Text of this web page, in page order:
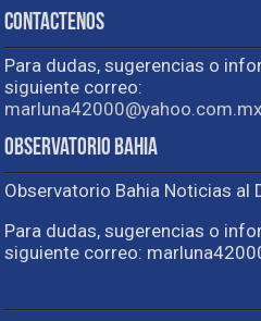
Contactenos
Para dudas, sugerencias o
siguiente correo:
marluna42000@yahoo.com.mx
Observatorio Bahia
Observatorio Bahia Noticias al
Para dudas, sugerencias o
siguiente correo: